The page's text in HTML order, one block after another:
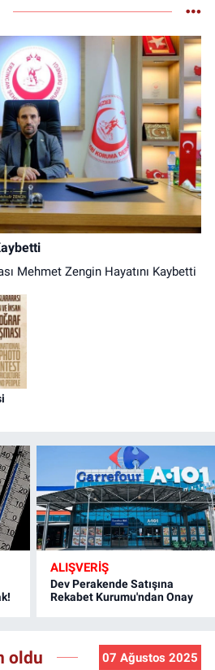
Mehmet Zengin Hayatını Kaybetti
ALIŞVERİŞ
Dev Perakende Satışına
Rekabet Kurumu'ndan Onay
oldu 07 Ağustos 2025